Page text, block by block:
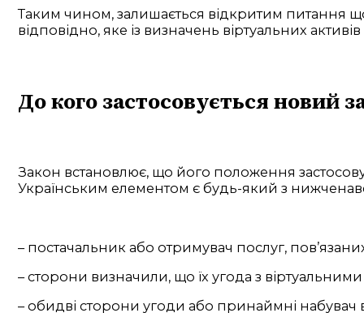
Таким чином, залишається відкритим питання
відповідно, яке із визначень віртуальних
До кого застосовується новий
Закон встановлює, що його положення
Українським елементом є будь-який з
– постачальник або отримувач послуг,
– сторони визначили, що їх угода з
– обидві сторони угоди або принаймні набувач